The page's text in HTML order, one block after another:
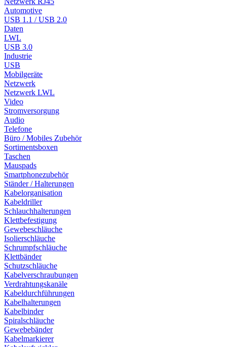
Automotive
USB 1.1 / USB 2.0
Daten
LWL
USB 3.0
Industrie
USB
Mobilgeräte
Netzwerk
Netzwerk LWL
Video
Stromversorgung
Audio
Telefone
Büro / Mobiles Zubehör
Sortimentsboxen
Taschen
Mauspads
Smartphonezubehör
Ständer / Halterungen
Kabelorganisation
Kabeldriller
Schlauchhalterungen
Klettbefestigung
Gewebeschläuche
Isolierschläuche
Schrumpfschläuche
Klettbänder
Schutzschläuche
Kabelverschraubungen
Verdrahtungskanäle
Kabeldurchführungen
Kabelhalterungen
Kabelbinder
Spiralschläuche
Gewebebänder
Kabelmarkierer